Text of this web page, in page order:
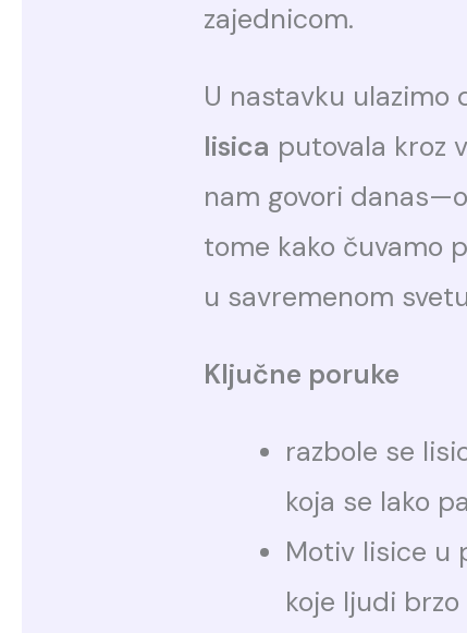
zajednicom.
U nastavku ulazimo
lisica putovala kroz
nam govori
tome kako čuvamo
u savremenom
Ključne poruke
razbole se
koja se lako
Motiv lisice u
koje ljudi